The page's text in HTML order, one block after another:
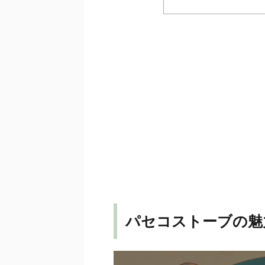
パセコストーブの